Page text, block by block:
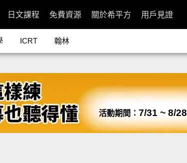
日文課程 免費資源 關於希平方 用戶見證
ICRT 翰林
活動期間： 7/31 ~ 8/28